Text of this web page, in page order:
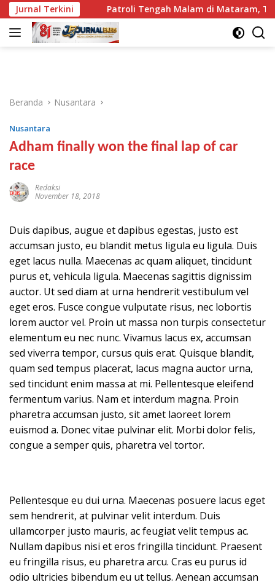
Langsung
ke
konten
Jurnal Terkini
Lega Patroli Tengah Malam di Mataram, Tim Puma
Beranda Nusantara
Nusantara
Adham finally won the final lap of car
race
Redaksi
November 18, 2018
Duis dapibus, augue et dapibus egestas, justo est
accumsan justo, eu blandit metus ligula eu ligula. Duis
eget lacus nulla. Maecenas ac quam aliquet, tincidunt
purus et, vehicula ligula. Maecenas sagittis dignissim
auctor. Ut sed diam at urna hendrerit vestibulum vel
eget eros. Fusce congue vulputate risus, nec lobortis
lorem auctor vel. Proin ut massa non turpis consectetur
elementum eu nec nunc. Vivamus lacus ex, accumsan
sed viverra tempor, cursus quis erat. Quisque blandit,
quam sed tempus placerat, lacus magna auctor urna,
sed tincidunt enim massa at mi. Pellentesque eleifend
fermentum varius. Nam et interdum magna. Proin
pharetra accumsan justo, sit amet laoreet lorem
euismod a. Donec vitae pulvinar elit. Morbi dolor felis,
congue a semper quis, pharetra vel tortor.
Pellentesque eu dui urna. Maecenas posuere lacus eget
sem hendrerit, at pulvinar velit interdum. Duis
ullamcorper justo mauris, ac feugiat velit tempus ac.
Nullam dapibus nisi et eros fringilla tincidunt. Praesent
eu fringilla risus, eu pharetra arcu. Cras eu purus id
odio ultricies bibendum eu ut tellus. Aenean accumsan